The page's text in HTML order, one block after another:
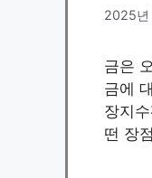
2025년
금은
금에
장지
떤 장